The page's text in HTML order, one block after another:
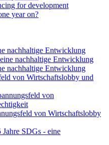
for development
year on?
nachhaltige Entwicklung
nachhaltige Entwicklung
von Wirtschaftslobby und
von Wirtschaftslobby
SDGs - eine